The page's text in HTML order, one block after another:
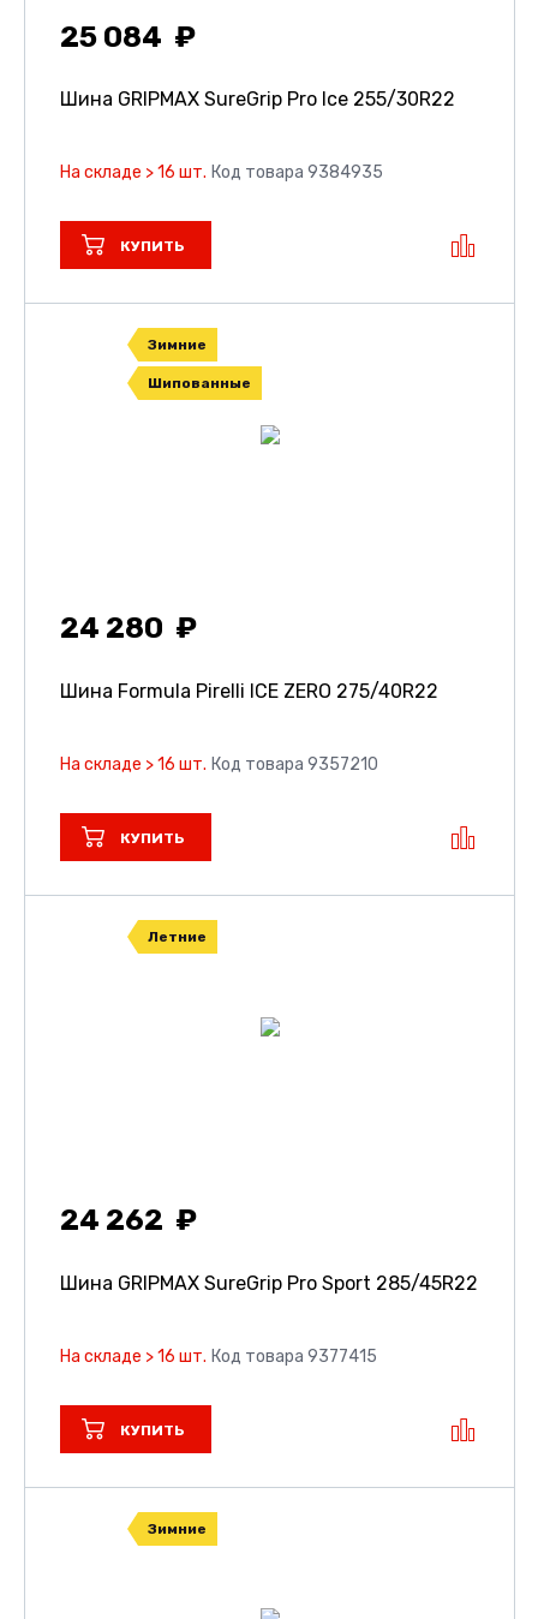
25 084
Шина GRIPMAX SureGrip Pro Ice 255/30R22
На складе > 16 шт. Код товара 9384935
КУПИТЬ
Зимние
Шипованные
24 280
Шина Formula Pirelli ICE ZERO 275/40R22
На складе > 16 шт. Код товара 9357210
КУПИТЬ
Летние
24 262
Шина GRIPMAX SureGrip Pro Sport 285/45R22
На складе > 16 шт. Код товара 9377415
КУПИТЬ
Зимние